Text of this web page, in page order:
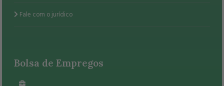
Fale com o jurídico
Bolsa de Empregos